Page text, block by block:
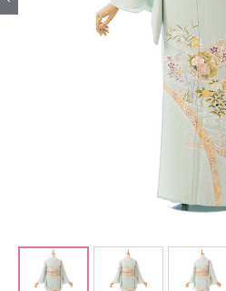
ジュニア着物レンタル